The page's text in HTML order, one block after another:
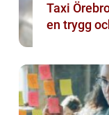
Taxi Örebro så väljer du rätt bolag
en trygg